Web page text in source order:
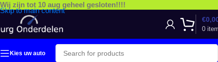
Skip to main content
Wij zijn tot 10 aug geheel gesloten!!!!
0
€
Kies uw auto